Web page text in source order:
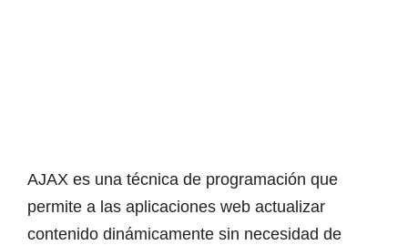
AJAX es una técnica de programación que
permite a las aplicaciones web actualizar
contenido dinámicamente sin necesidad de